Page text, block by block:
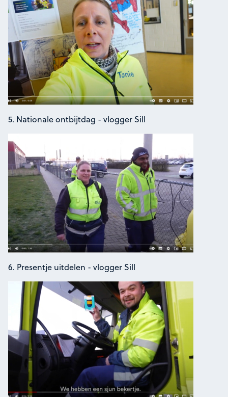
5. Nationale ontbijtdag - vlogger Sill
6. Presentje uitdelen - vlogger Sill